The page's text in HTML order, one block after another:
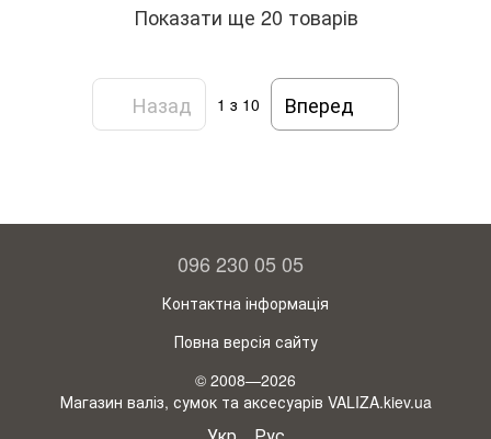
Показати ще 20 товарів
Назад 1 з 10 Вперед
096 230 05 05
Контактна інформація
Повна версія сайту
© 2008—2026
Магазин валіз, сумок та аксесуарів VALIZA.kiev.ua